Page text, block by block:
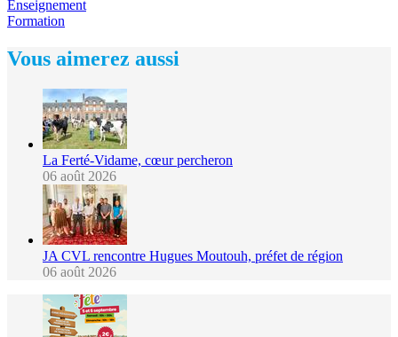
Enseignement
Formation
Vous aimerez aussi
La Ferté-Vidame, cœur percheron
06 août 2026
JA CVL rencontre Hugues Moutouh, préfet de région
06 août 2026